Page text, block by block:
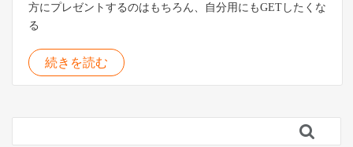
方にプレゼントするのはもちろん、自分用にもGETしたくな
る
続きを読む
